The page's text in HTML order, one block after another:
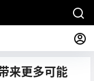
来更多可能